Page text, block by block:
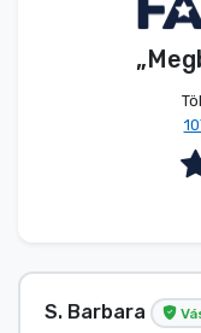
S. Barbara